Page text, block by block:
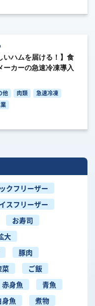
いハムを届ける！】食
ーカーの急速冷凍導入
他 肉類
急速冷凍
クフリーザー
スフリーザー
お寿司
大
豚肉
菜
ご飯
赤身魚
青魚
身魚
煮物